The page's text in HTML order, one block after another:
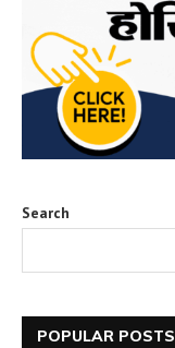
Search
POPULAR POSTS